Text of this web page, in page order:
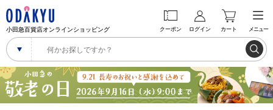
小田急百貨店オンラインショッピング クーポン ログイン カート メニュー